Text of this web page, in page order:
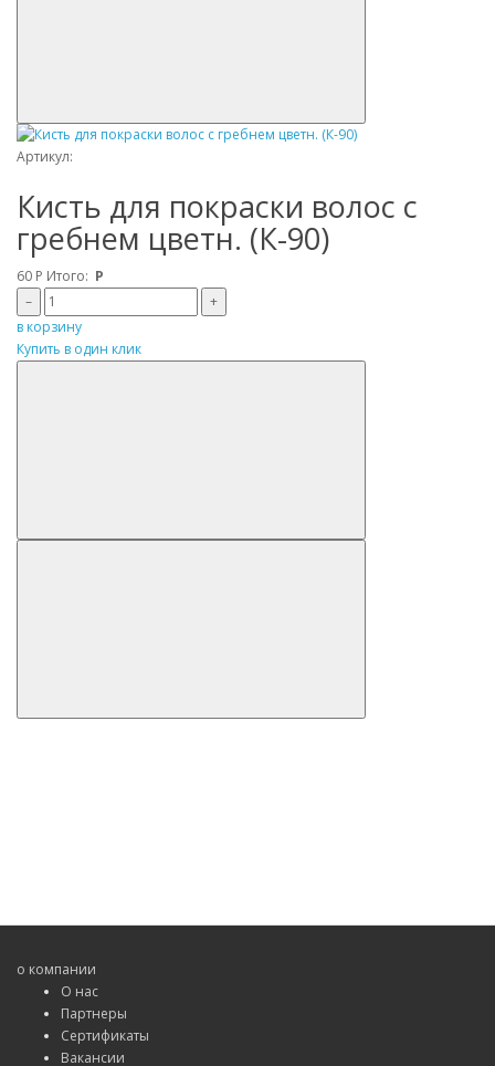
Артикул:
Кисть для покраски волос c
гребнем цветн. (К-90)
60 Р Итого: Р
–
+
в корзину
Купить в один клик
о компании
О нас
Партнеры
Сертификаты
Вакансии